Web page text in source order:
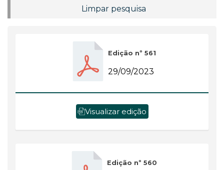
Limpar pesquisa
Edição nº 561
29/09/2023
Visualizar edição
Edição nº 560